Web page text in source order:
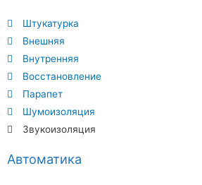
Автоматика
Штукатурка
Внешняя
Внутренняя
Восстановление
Парапет
Шумоизоляция
Звукоизоляция